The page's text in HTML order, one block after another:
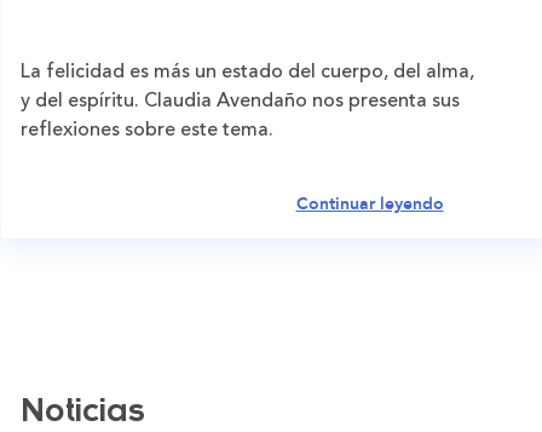
La felicidad es más un estado del cuerpo, del alma,
y del espíritu. Claudia Avendaño nos presenta sus
reflexiones sobre este tema.
Continuar leyendo
Noticias